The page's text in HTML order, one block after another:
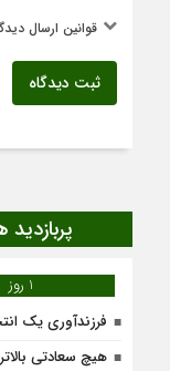
قوانین ارسال
ثبت دیدگاه
پربازدید
1 روز
فرزندآوری یک
هیچ سعادتی